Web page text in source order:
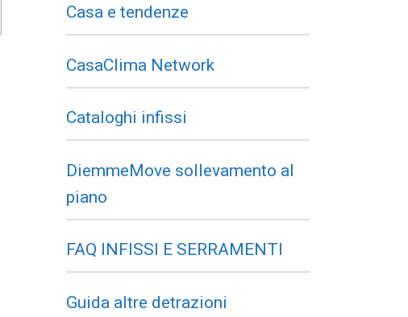
Casa e tendenze
CasaClima Network
Cataloghi infissi
DiemmeMove sollevamento al
piano
FAQ INFISSI E SERRAMENTI
Guida altre detrazioni